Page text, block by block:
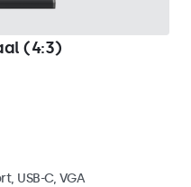
(4:3)
USB-C, VGA